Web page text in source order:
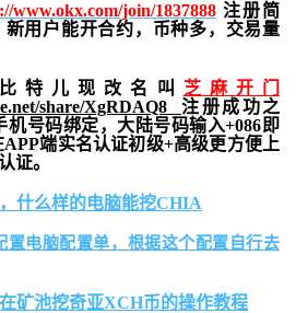
www.okx.com/join/1837888注册简
用户能开合约， 币种多，交易量
特儿现改名叫 芝麻开门
share/XgRDAQ8 注册成功之
机号码绑定，大陆号码输入+086即
端实名认证初级+高级更方便上
证。
什么样的电脑能挖CHIA
置电脑配置单，根据这个配置自行去
矿池挖奇亚XCH币的操作教程